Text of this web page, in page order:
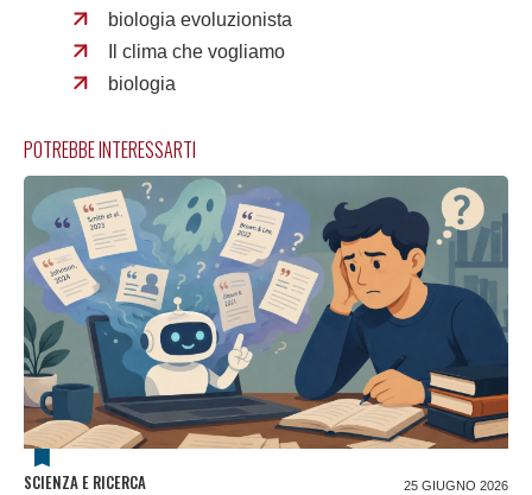
biologia evoluzionista
Il clima che vogliamo
biologia
POTREBBE INTERESSARTI
SCIENZA E RICERCA 25 GIUGNO 2026